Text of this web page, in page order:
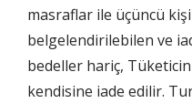
masraflar ile üçüncü
belgelendirilebilen ve
bedeller hariç,
kendisine iade edilir.